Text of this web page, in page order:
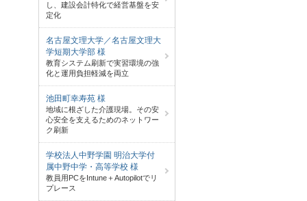
し、建設会計特化で経営基盤を安
定化
名古屋文理大学／名古屋文理大
学短期大学部 様
教育システム刷新で実習環境の強
化と運用負担軽減を両立
池田町幸寿苑 様
地域に根ざした介護現場。その安
心安全を支えるためのネットワー
ク刷新
学校法人中野学園 明治大学付
属中野中学・高等学校 様
教員用PCをIntune＋Autopilotでリ
プレース